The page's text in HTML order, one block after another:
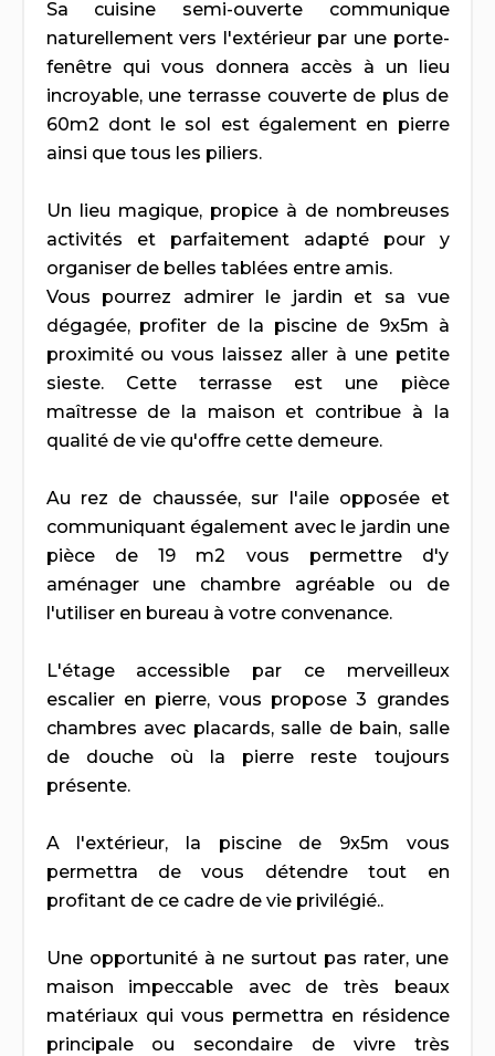
Sa cuisine semi-ouverte communique
naturellement vers l'extérieur par une porte-
fenêtre qui vous donnera accès à un lieu
incroyable, une terrasse couverte de plus de
60m2 dont le sol est également en pierre
ainsi que tous les piliers.
Un lieu magique, propice à de nombreuses
activités et parfaitement adapté pour y
organiser de belles tablées entre amis.
Vous pourrez admirer le jardin et sa vue
dégagée, profiter de la piscine de 9x5m à
proximité ou vous laissez aller à une petite
sieste. Cette terrasse est une pièce
maîtresse de la maison et contribue à la
qualité de vie qu'offre cette demeure.
Au rez de chaussée, sur l'aile opposée et
communiquant également avec le jardin une
pièce de 19 m2 vous permettre d'y
aménager une chambre agréable ou de
l'utiliser en bureau à votre convenance.
L'étage accessible par ce merveilleux
escalier en pierre, vous propose 3 grandes
chambres avec placards, salle de bain, salle
de douche où la pierre reste toujours
présente.
A l'extérieur, la piscine de 9x5m vous
permettra de vous détendre tout en
profitant de ce cadre de vie privilégié..
Une opportunité à ne surtout pas rater, une
maison impeccable avec de très beaux
matériaux qui vous permettra en résidence
principale ou secondaire de vivre très